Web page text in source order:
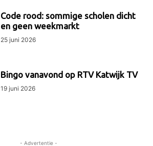
Code rood: sommige scholen dicht
en geen weekmarkt
25 juni 2026
Bingo vanavond op RTV Katwijk TV
19 juni 2026
- Advertentie -